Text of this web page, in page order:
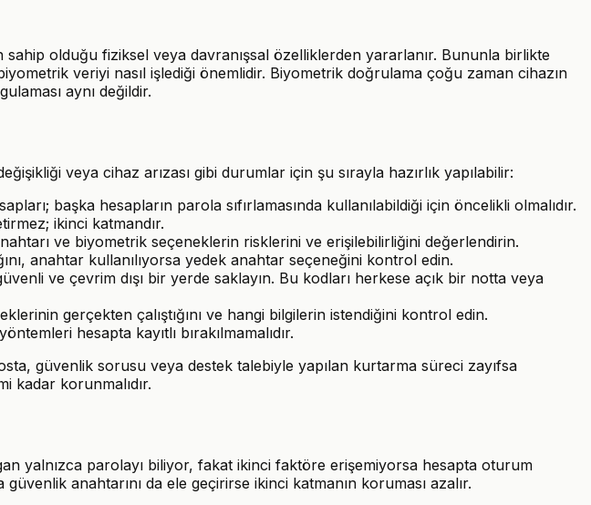
sahip olduğu fiziksel veya davranışsal özelliklerden yararlanır. Bununla birlikte
veriyi nasıl işlediği önemlidir. Biyometrik doğrulama çoğu zaman cihazın
aynı değildir.
veya cihaz arızası gibi durumlar için şu sırayla hazırlık yapılabilir:
başka hesapların parola sıfırlamasında kullanılabildiği için öncelikli olmalıdır.
ikinci katmandır.
ve biyometrik seçeneklerin risklerini ve erişilebilirliğini değerlendirin.
anahtar kullanılıyorsa yedek anahtar seçeneğini kontrol edin.
ve çevrim dışı bir yerde saklayın. Bu kodları herkese açık bir notta veya
gerçekten çalıştığını ve hangi bilgilerin istendiğini kontrol edin.
hesapta kayıtlı bırakılmamalıdır.
güvenlik sorusu veya destek talebiyle yapılan kurtarma süreci zayıfsa
kadar korunmalıdır.
yalnızca parolayı biliyor, fakat ikinci faktöre erişemiyorsa hesapta oturum
anahtarını da ele geçirirse ikinci katmanın koruması azalır.